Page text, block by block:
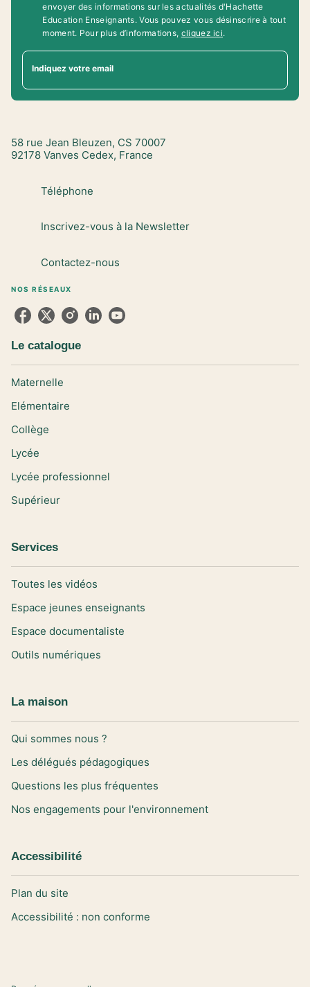
envoyer des informations sur les actualités d'Hachette
Education Enseignants. Vous pouvez vous désinscrire à tout
moment. Pour plus d’informations, cliquez ici.
Indiquez votre email
58 rue Jean Bleuzen, CS 70007
92178 Vanves Cedex, France
Téléphone
Inscrivez-vous à la Newsletter
Contactez-nous
NOS RÉSEAUX
Le catalogue
Maternelle
Elémentaire
Collège
Lycée
Lycée professionnel
Supérieur
Services
Toutes les vidéos
Espace jeunes enseignants
Espace documentaliste
Outils numériques
La maison
Qui sommes nous ?
Les délégués pédagogiques
Questions les plus fréquentes
Nos engagements pour l'environnement
Accessibilité
Plan du site
Accessibilité : non conforme